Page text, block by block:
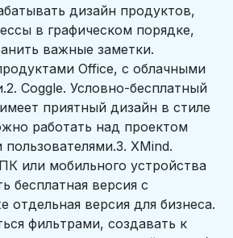
дизайн продуктов,
в графическом порядке,
важные заметки.
Office, с облачными
Coggle. Условно-бесплатный
приятный дизайн в стиле
работать над проектом
XMind.
или мобильного устройства
бесплатная версия с
отдельная версия для бизнеса.
фильтрами, создавать к